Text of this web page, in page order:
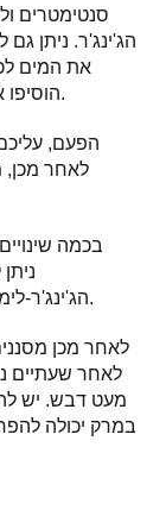
סנטימטרים
הג'ינג'ר. ניתן גם
את המים
הוסיפו את הג'ינג'ר הקצוץ והנמיכו את האש לבינונית.
הפעם,
לאחר מכן,
בכמה
הג'ינג'ר-לימון מערבב, מרתיח למשך דקה ומסיר מהאש.
לאחר מכן
לאחר שעתיים
מעט דבש. יש
במרק יכולה